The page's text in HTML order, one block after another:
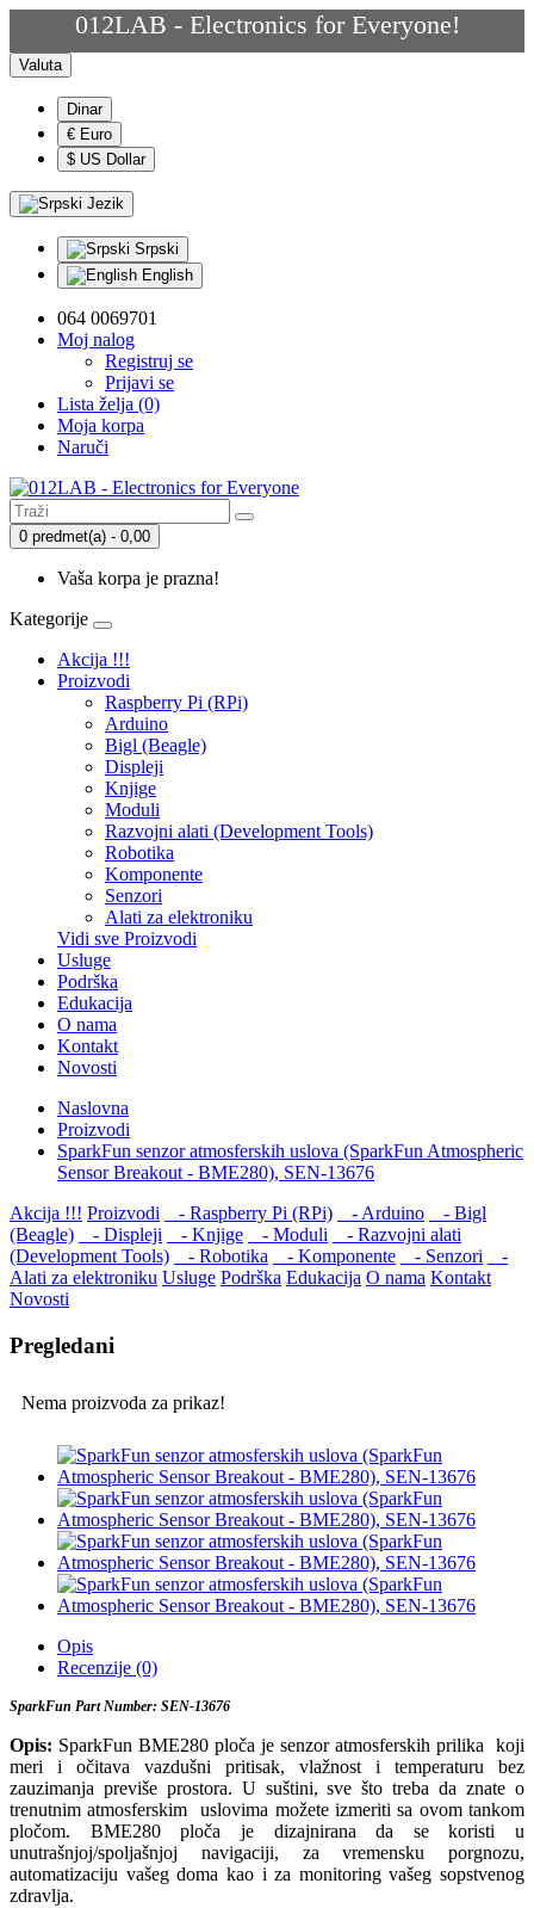
012LAB - Electronics for Everyone!
Valuta
Dinar
€ Euro
$ US Dollar
Jezik
Srpski
English
064 0069701
Moj nalog
Registruj se
Prijavi se
Lista želja (0)
Moja korpa
Naruči
0 predmet(a) - 0,00
Vaša korpa je prazna!
Kategorije
Akcija !!!
Proizvodi
Raspberry Pi (RPi)
Arduino
Bigl (Beagle)
Displеji
Knjige
Moduli
Razvojni alati (Development Tools)
Robotika
Komponente
Senzori
Alati za elektroniku
Vidi sve Proizvodi
Usluge
Podrška
Edukacija
O nama
Kontakt
Novosti
Naslovna
Proizvodi
SparkFun senzor atmosferskih uslova (SparkFun Atmospheric
Sensor Breakout - BME280), SEN-13676
Akcija !!! Proizvodi - Raspberry Pi (RPi) - Arduino
- Bigl
(Beagle)
- Displеji - Knjige - Moduli
- Razvojni alati
(Development Tools)
- Robotika - Komponente - Senzori
-
Alati za elektroniku Usluge Podrška Edukacija O nama Kontakt
Novosti
Pregledani
Nema proizvoda za prikaz!
Opis
Recenzije (0)
SparkFun Part Number: SEN-13676
Opis: SparkFun BME280 ploča je senzor atmosferskih prilika koji
meri i očitava vazdušni pritisak, vlažnost i temperaturu bez
zauzimanja previše prostora. U suštini, sve što treba da znate o
trenutnim atmosferskim uslovima možete izmeriti sa ovom tankom
pločom. BME280 ploča je dizajnirana da se koristi u
unutrašnjoj/spoljašnjoj navigaciji, za vremensku porgnozu,
automatizaciju vašeg doma kao i za monitoring vašeg sopstvenog
zdravlja.